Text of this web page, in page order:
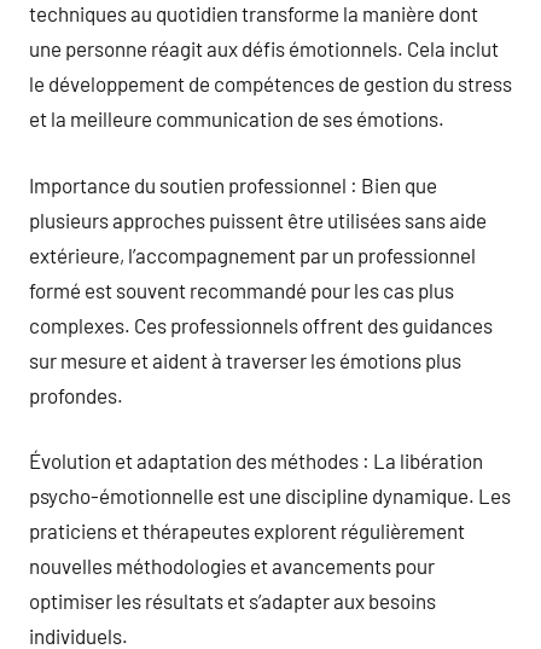
techniques au quotidien transforme la manière dont
une personne réagit aux défis émotionnels. Cela inclut
le développement de compétences de gestion du stress
et la meilleure communication de ses émotions.
Importance du soutien professionnel : Bien que
plusieurs approches puissent être utilisées sans aide
extérieure, l’accompagnement par un professionnel
formé est souvent recommandé pour les cas plus
complexes. Ces professionnels offrent des guidances
sur mesure et aident à traverser les émotions plus
profondes.
Évolution et adaptation des méthodes : La libération
psycho-émotionnelle est une discipline dynamique. Les
praticiens et thérapeutes explorent régulièrement
nouvelles méthodologies et avancements pour
optimiser les résultats et s’adapter aux besoins
individuels.